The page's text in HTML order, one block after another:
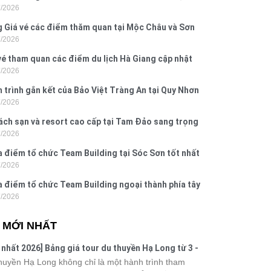
Đồ Sơn
2026
Giá vé các điểm thăm quan tại Mộc Châu và Sơn
2026
tham quan các điểm du lịch Hà Giang cập nhật
2026
trình gắn kết của Bảo Việt Tràng An tại Quy Nhơn
Yên
2026
sạn và resort cao cấp tại Tam Đảo sang trọng
2026
điểm tổ chức Team Building tại Sóc Sơn tốt nhất
2026
điểm tổ chức Team Building ngoại thành phía tây
2026
MỚI NHẤT
nhất 2026] Bảng giá tour du thuyền Hạ Long từ 3 -
Hạ Long không chỉ là một hành trình tham